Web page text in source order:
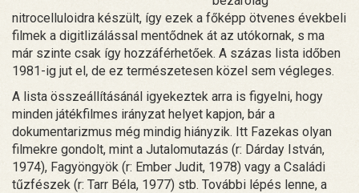
nitrocelluloidra készült, így ezek a főképp ötvenes évekbeli
filmek a digitlizálással mentődnek át az utókornak, s ma
már szinte csak így hozzáférhetőek. A százas lista időben
1981-ig jut el, de ez természetesen közel sem végleges.
A lista összeállításánál igyekeztek arra is figyelni, hogy
minden játékfilmes irányzat helyet kapjon, bár a
dokumentarizmus még mindig hiányzik. Itt Fazekas olyan
filmekre gondolt, mint a Jutalomutazás (r: Dárday István,
1974), Fagyöngyök (r: Ember Judit, 1978) vagy a Családi
tűzfészek (r: Tarr Béla, 1977) stb. További lépés lenne, a